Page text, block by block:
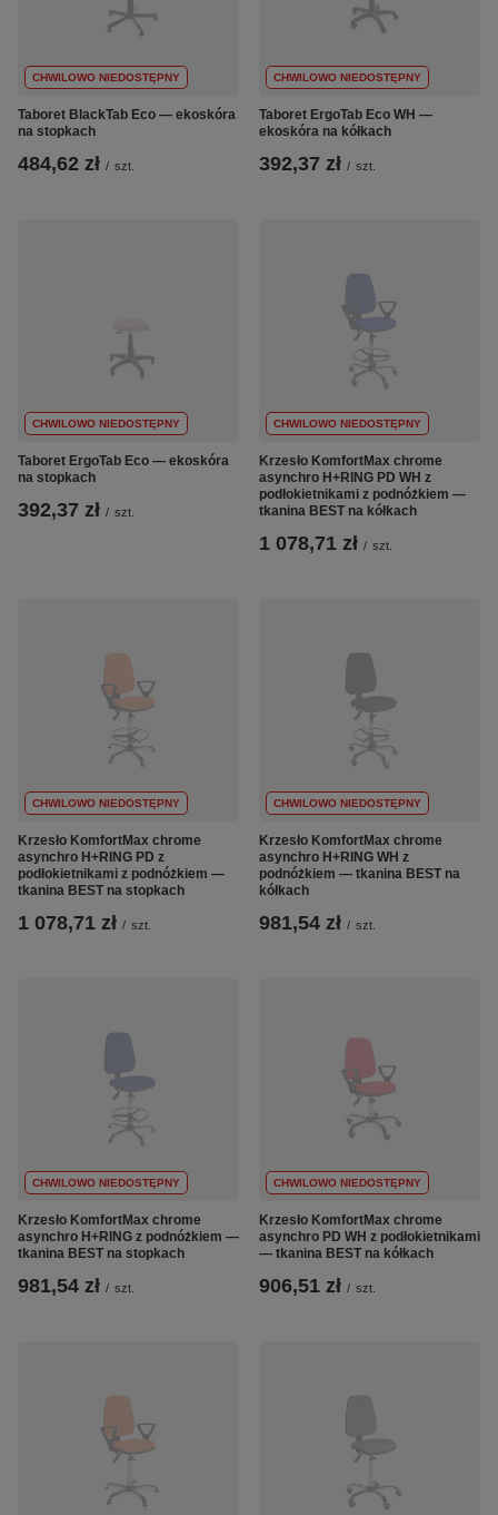
CHWILOWO NIEDOSTĘPNY
Taboret BlackTab Eco — ekoskóra
na stopkach
484,62 zł / szt.
CHWILOWO NIEDOSTĘPNY
Taboret ErgoTab Eco WH —
ekoskóra na kółkach
392,37 zł / szt.
CHWILOWO NIEDOSTĘPNY
Taboret ErgoTab Eco — ekoskóra
na stopkach
392,37 zł / szt.
CHWILOWO NIEDOSTĘPNY
Krzesło KomfortMax chrome
asynchro H+RING PD WH z
podłokietnikami z podnóżkiem —
tkanina BEST na kółkach
1 078,71 zł / szt.
CHWILOWO NIEDOSTĘPNY
Krzesło KomfortMax chrome
asynchro H+RING PD z
podłokietnikami z podnóżkiem —
tkanina BEST na stopkach
1 078,71 zł / szt.
CHWILOWO NIEDOSTĘPNY
Krzesło KomfortMax chrome
asynchro H+RING WH z
podnóżkiem — tkanina BEST na
kółkach
981,54 zł / szt.
CHWILOWO NIEDOSTĘPNY
Krzesło KomfortMax chrome
asynchro H+RING z podnóżkiem —
tkanina BEST na stopkach
981,54 zł / szt.
CHWILOWO NIEDOSTĘPNY
Krzesło KomfortMax chrome
asynchro PD WH z podłokietnikami
— tkanina BEST na kółkach
906,51 zł / szt.